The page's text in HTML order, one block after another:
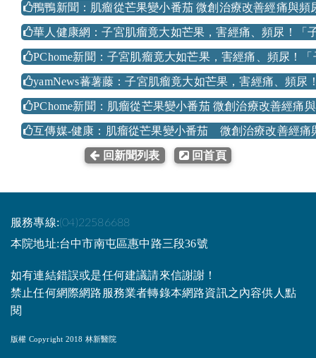
鴨鴨新聞：肌瘤從芒果變小番茄 微創治療改善經痛與頻
華人健康網：子宮肌瘤竟大如芒果，害經痛、頻尿！「
PChome新聞：子宮肌瘤竟大如芒果，害經痛、頻尿！
yamNews蕃薯藤：子宮肌瘤竟大如芒果，害經痛、頻尿
PChome新聞：肌瘤從芒果變小番茄 微創治療改善經痛
互傳媒-健康：肌瘤從芒果變小番茄 微創治療改善經痛
回新聞列表 回首頁
服務專線:(04)22586688
本院地址:台中市南屯區惠中路三段36號
如有連結錯誤或是任何建議請來信謝謝！
禁止任何網際網路服務業者轉錄本網路資訊之內容供人點
閱
版權 Copyright 2018 林新醫院